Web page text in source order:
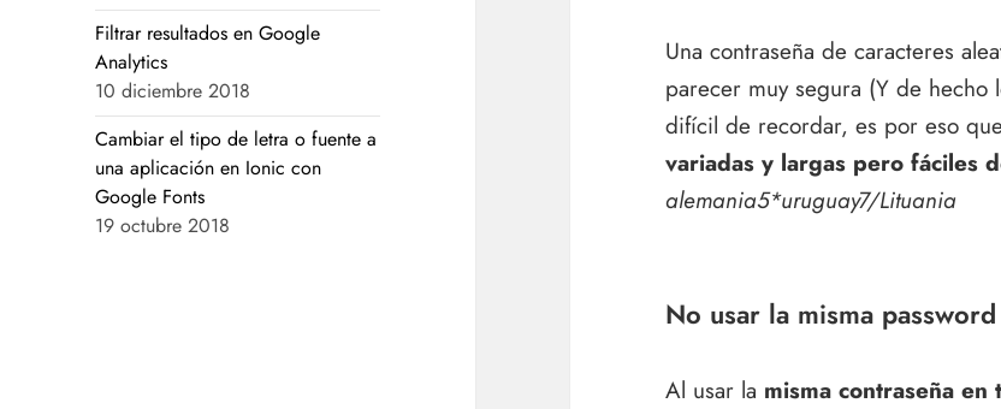
Filtrar resultados en Google
Analytics
10 diciembre 2018
Cambiar el tipo de letra o fuente a
una aplicación en Ionic con
Google Fonts
19 octubre 2018
Una contraseña de caracteres
parecer muy segura (Y de
difícil de recordar, es por eso
variadas y largas pero fáciles
alemania5*uruguay7/Lituania
No usar la misma
Al usar la misma contraseña